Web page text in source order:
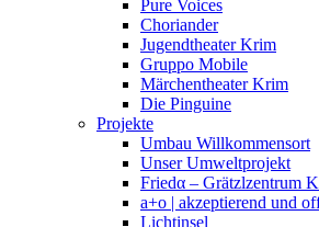
Pure Voices
Choriander
Jugendtheater Krim
Gruppo Mobile
Märchentheater Krim
Die Pinguine
Projekte
Umbau Willkommensort
Unser Umweltprojekt
Friedα – Grätzlzentrum
a+o | akzeptierend und
Lichtinsel